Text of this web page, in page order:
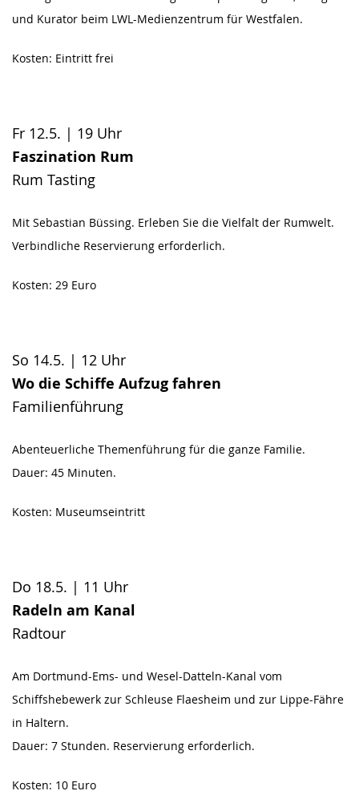
und Kurator beim LWL-Medienzentrum für Westfalen.
Kosten: Eintritt frei
Fr 12.5. | 19 Uhr
Faszination Rum
Rum Tasting
Mit Sebastian Büssing. Erleben Sie die Vielfalt der Rumwelt.
Verbindliche Reservierung erforderlich.
Kosten: 29 Euro
So 14.5. | 12 Uhr
Wo die Schiffe Aufzug fahren
Familienführung
Abenteuerliche Themenführung für die ganze Familie.
Dauer: 45 Minuten.
Kosten: Museumseintritt
Do 18.5. | 11 Uhr
Radeln am Kanal
Radtour
Am Dortmund-Ems- und Wesel-Datteln-Kanal vom
Schiffshebewerk zur Schleuse Flaesheim und zur Lippe-Fähre
in Haltern.
Dauer: 7 Stunden. Reservierung erforderlich.
Kosten: 10 Euro